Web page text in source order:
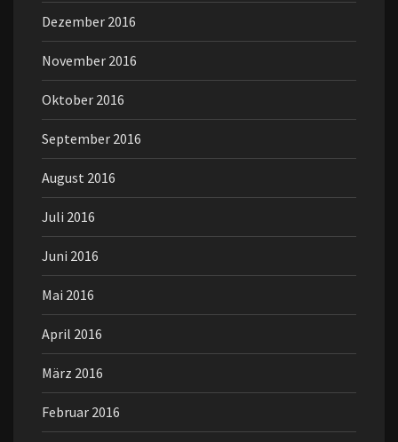
Dezember 2016
November 2016
Oktober 2016
September 2016
August 2016
Juli 2016
Juni 2016
Mai 2016
April 2016
März 2016
Februar 2016